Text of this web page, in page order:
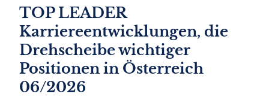
TOP LEADER
Karriereentwicklungen, die
Drehscheibe wichtiger
Positionen in Österreich
06/2026